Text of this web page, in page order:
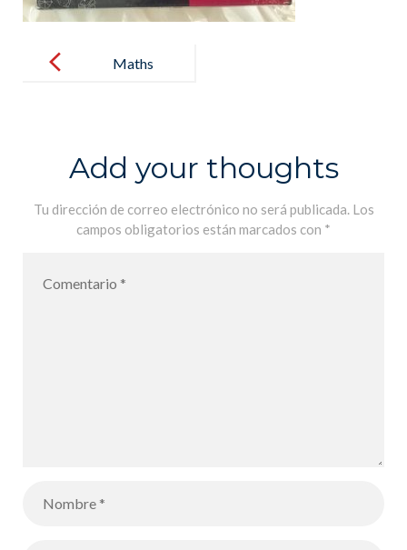
navigation
Maths
Add your thoughts
Tu dirección de correo electrónico no será publicada. Los
campos obligatorios están marcados con *